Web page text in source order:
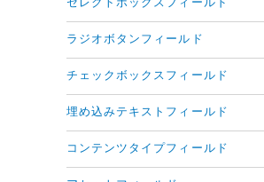
セレクトボックスフィールド
ラジオボタンフィールド
チェックボックスフィールド
埋め込みテキストフィールド
コンテンツタイプフィールド